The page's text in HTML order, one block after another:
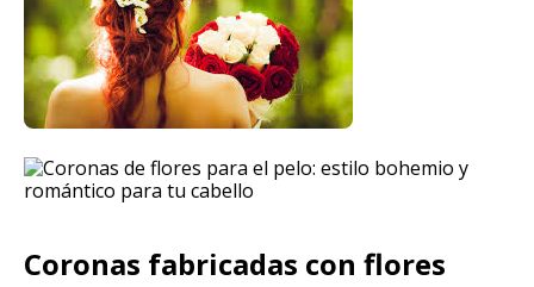
Coronas fabricadas con flores